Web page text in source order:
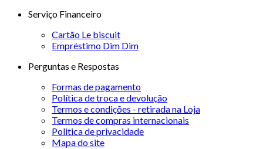
Serviço Financeiro
Cartão Le biscuit
Empréstimo Dim Dim
Perguntas e Respostas
Formas de pagamento
Política de troca e devolução
Termos e condições - retirada na Loja
Termos de compras internacionais
Politica de privacidade
Mapa do site